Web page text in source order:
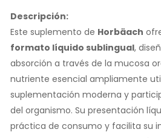
Descripción:
Este suplemento de Horbäach
formato líquido sublingual,
absorción a través de la mucosa
nutriente esencial ampliamente
suplementación moderna y
del organismo. Su presentación
práctica de consumo y facilita su